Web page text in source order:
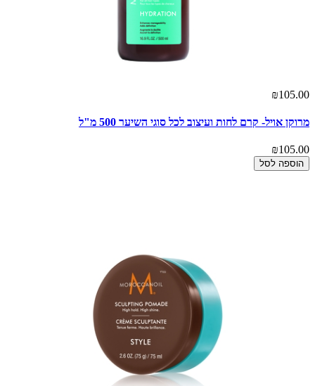
₪105.00
מרוקן אויל- קרם לחות ועיצוב לכל סוגי השיער 500 מ"ל
₪105.00
הוספה לסל